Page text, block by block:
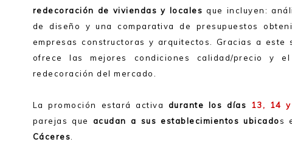
redecoración de viviendas y locales que incluyen:
de diseño y una comparativa de presupuestos
empresas constructoras y arquitectos. Gracias a
ofrece las mejores condiciones calidad/precio y
redecoración del mercado.
La promoción estará activa durante los días 13, 14
parejas que acudan a sus establecimientos ubicados
Cáceres